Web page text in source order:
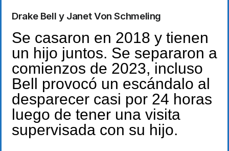
Drake Bell y Janet Von Schmeling
Se casaron en 2018 y tienen
un hijo juntos. Se separaron a
comienzos de 2023, incluso
Bell provocó un escándalo al
desparecer casi por 24 horas
luego de tener una visita
supervisada con su hijo.